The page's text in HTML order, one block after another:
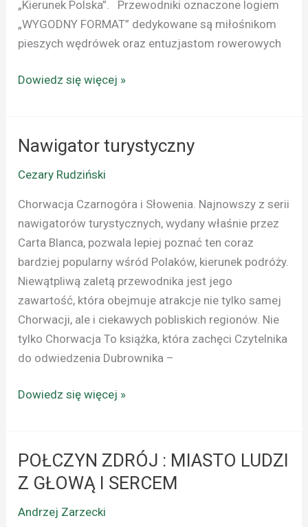
„Kierunek Polska”. Przewodniki oznaczone logiem
„WYGODNY FORMAT” dedykowane są miłośnikom
pieszych wędrówek oraz entuzjastom rowerowych
Dowiedz się więcej »
Nawigator turystyczny
Cezary Rudziński
Chorwacja Czarnogóra i Słowenia. Najnowszy z serii
nawigatorów turystycznych, wydany właśnie przez
Carta Blanca, pozwala lepiej poznać ten coraz
bardziej popularny wśród Polaków, kierunek podróży.
Niewątpliwą zaletą przewodnika jest jego
zawartość, która obejmuje atrakcje nie tylko samej
Chorwacji, ale i ciekawych pobliskich regionów. Nie
tylko Chorwacja To książka, która zachęci Czytelnika
do odwiedzenia Dubrownika –
Nawigator
Dowiedz się więcej »
POŁCZYN ZDRÓJ : MIASTO LUDZI
Z GŁOWĄ I SERCEM
Andrzej Zarzecki
POŁCZYN
ZDRÓJ
MIASTO